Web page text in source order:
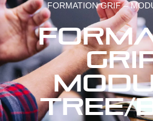
FORMATION GRIF –
Tree/